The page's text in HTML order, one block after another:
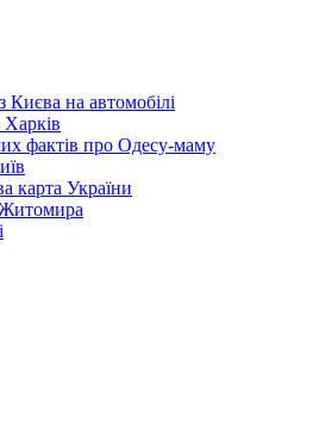
Києва на автомобілі
фактів про Одесу-маму
карта України